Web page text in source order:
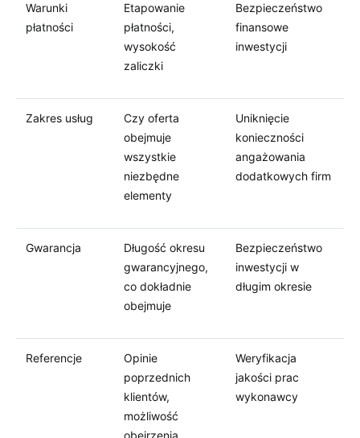
Warunki
płatności
Etapowanie
płatności,
wysokość
zaliczki
Bezpieczeństwo
finansowe
inwestycji
Zakres usług
Czy oferta
obejmuje
wszystkie
niezbędne
elementy
Uniknięcie
konieczności
angażowania
dodatkowych firm
Gwarancja
Długość okresu
gwarancyjnego,
co dokładnie
obejmuje
Bezpieczeństwo
inwestycji w
długim okresie
Referencje
Opinie
poprzednich
klientów,
możliwość
obejrzenia
Weryfikacja
jakości prac
wykonawcy